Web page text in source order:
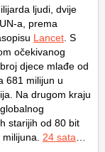
ljudi, dvije
a, prema
Lancet . S
očekivanog
djece mlađe od
681 milijun u
Na drugom kraju
starijih od 80 bit
24 sata